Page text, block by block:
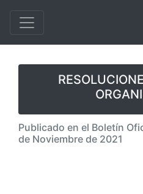
Publicado en el Boletín
de Noviembre de 2021